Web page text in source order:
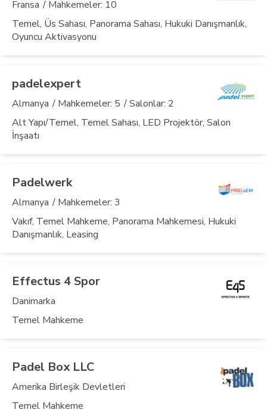
Fransa / Mahkemeler: 10
Temel, Üs Sahası, Panorama Sahası, Hukuki Danışmanlık,
Oyuncu Aktivasyonu
padelexpert
Almanya / Mahkemeler: 5 / Salonlar: 2
Alt Yapı/Temel, Temel Sahası, LED Projektör, Salon
İnşaatı
Padelwerk
Almanya / Mahkemeler: 3
Vakıf, Temel Mahkeme, Panorama Mahkemesi, Hukuki
Danışmanlık, Leasing
Effectus 4 Spor
Danimarka
Temel Mahkeme
Padel Box LLC
Amerika Birleşik Devletleri
Temel Mahkeme